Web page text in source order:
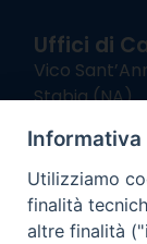
Uffici di
Vico
Stabia (NA)
Giorni ed
Lunedì e
Uffici
Lunedì e
Informativa
Utilizziamo
finalità
altre finalità